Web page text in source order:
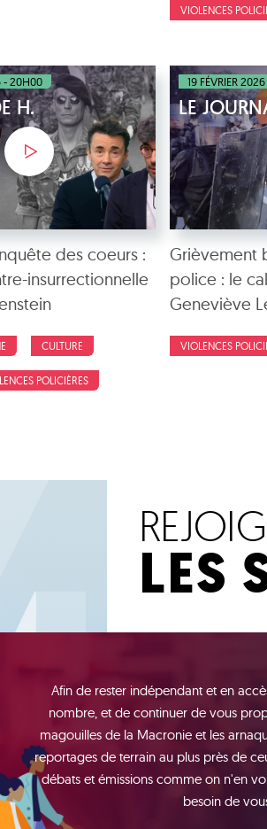
VIOLENCES
- 20H00
H.
des coeurs :
insurrectionnelle
CULTURE
POLICIÈRES
19 FÉVRIER
LE
Grièvement
police : le
Geneviève
VIOLENCES
LES
Afin de rester indépendant et en
nombre, et de continuer de vous
magouilles de la Macronie et les
reportages de terrain au plus près de
débats et émissions comme on n'en
besoin de